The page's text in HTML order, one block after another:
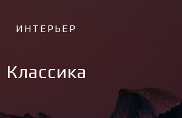
ИНТЕРЬЕР
Классика